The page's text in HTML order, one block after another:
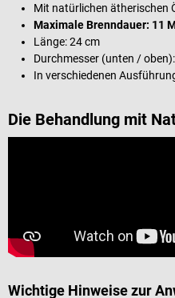
Mit natürlichen ätherischen
Maximale Brenndauer: 11
Länge: 24 cm
Durchmesser (unten /
In verschiedenen
Die Behandlung mit
Wichtige Hinweise zur